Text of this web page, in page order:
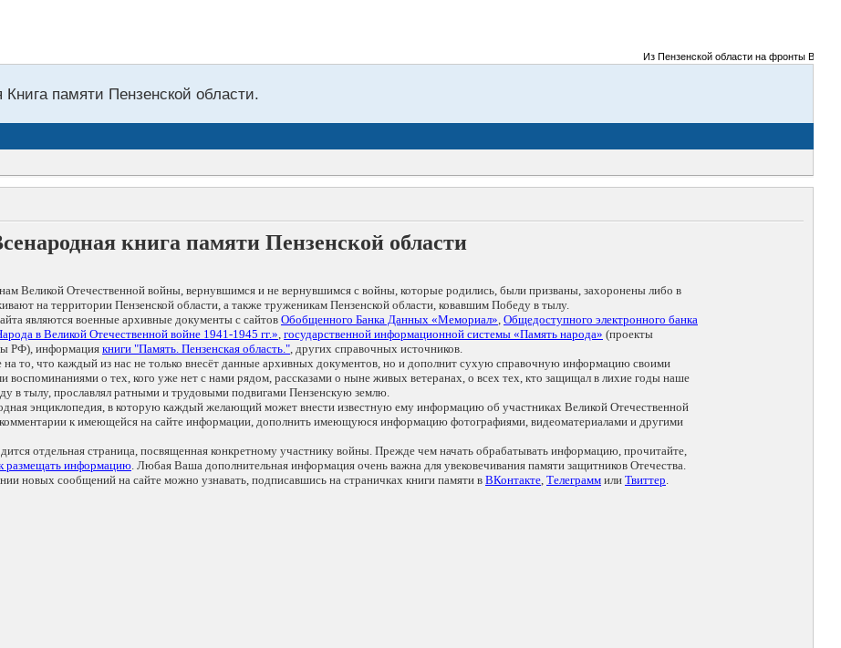
Из Пензенской области на фронты Великой
памяти Пензенской области.
книга памяти Пензенской области
Великой Отечественной войны, вернувшимся и не вернувшимся с войны, которые родились, были призваны, захоронены либо в
на территории Пензенской области, а также труженикам Пензенской области, ковавшим Победу в тылу.
являются военные архивные документы с сайтов Обобщенного Банка Данных «Мемориал», Общедоступного электронного банка
в Великой Отечественной войне 1941-1945 гг.», государственной информационной системы «Память народа» (проекты
РФ), информация книги "Память. Пензенская область.", других справочных источников.
на то, что каждый из нас не только внесёт данные архивных документов, но и дополнит сухую справочную информацию своими
воспоминаниями о тех, кого уже нет с нами рядом, рассказами о ныне живых ветеранах, о всех тех, кто защищал в лихие годы наше
в тылу, прославлял ратными и трудовыми подвигами Пензенскую землю.
энциклопедия, в которую каждый желающий может внести известную ему информацию об участниках Великой Отечественной
к имеющейся на сайте информации, дополнить имеющуюся информацию фотографиями, видеоматериалами и другими
отдельная страница, посвященная конкретному участнику войны. Прежде чем начать обрабатывать информацию, прочитайте,
размещать информацию. Любая Ваша дополнительная информация очень важна для увековечивания памяти защитников Отечества.
новых сообщений на сайте можно узнавать, подписавшись на страничках книги памяти в ВКонтакте, Телеграмм или Твиттер.